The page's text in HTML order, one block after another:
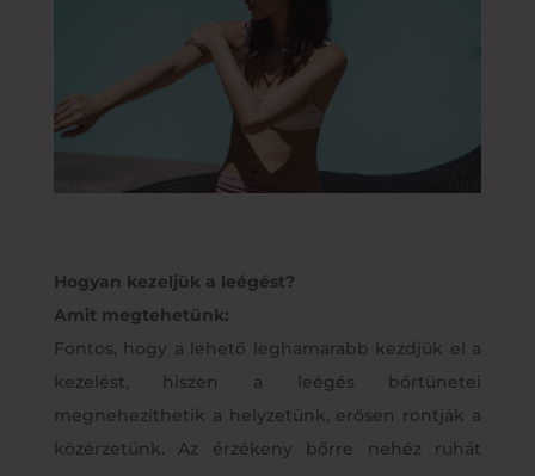
Hogyan kezeljük a leégést?
Amit megtehetünk:
Fontos, hogy a lehető leghamarabb kezdjük el a
kezelést, hiszen a leégés bőrtünetei
megnehezíthetik a helyzetünk, erősen rontják a
közérzetünk. Az érzékeny bőrre nehéz ruhát